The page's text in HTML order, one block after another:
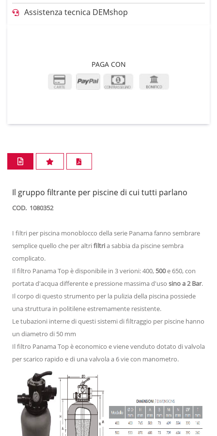
Assistenza tecnica DEMshop
PAGA CON
Il gruppo filtrante per piscine di cui tutti parlano
COD. 1080352
I filtri per piscina monoblocco della serie Panama fanno sembrare
semplice quello che per altrifiltria sabbia da piscine sembra
complicato.
Il filtro Panama Top è disponibile in 3 verioni: 400, 500e 650, con
portata d'acqua differente e pressione massima d'uso sino a 2 Bar.
Il corpo di questo strumento per la pulizia della piscina possiede
una struttura in politilene estremamente resistente.
Le tubazioni interne di questi sistemi di filtraggio per piscine hanno
un diametro di 50 mm
Il filtro Panama Top è economico e viene venduto dotato di valvola
per scarico rapido e di una valvola a 6 vie con manometro.